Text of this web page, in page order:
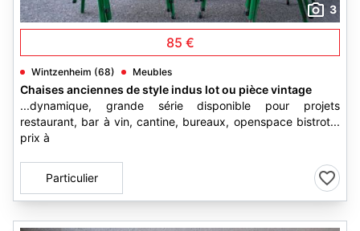
3
85 €
Wintzenheim (68) Meubles
Chaises anciennes de style indus lot ou pièce vintage
...dynamique, grande série disponible pour projets
restaurant, bar à vin, cantine, bureaux, openspace bistrot...
prix à
Particulier